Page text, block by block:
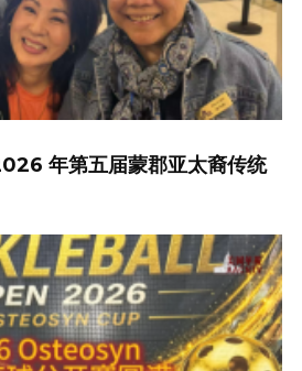
年第五届蒙郡亚太裔传统